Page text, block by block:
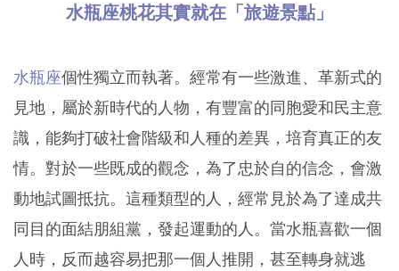
水瓶座桃花其實就在「旅遊景點」
水瓶座個性獨立而執著。經常有一些激進、革新式的
見地，屬於新時代的人物，有豐富的同胞愛和民主意
識，能夠打破社會階級和人種的差異，培育真正的友
情。對於一些既成的觀念，為了忠於自的信念，會激
動地試圖抵抗。這種類型的人，經常見於為了達成共
同目的面結朋組黨，發起運動的人。當水瓶喜歡一個
人時，反而越容易把那一個人推開，甚至轉身就逃